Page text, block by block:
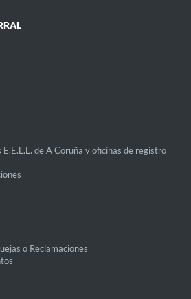
de A Coruña y oficinas de registro
o Reclamaciones